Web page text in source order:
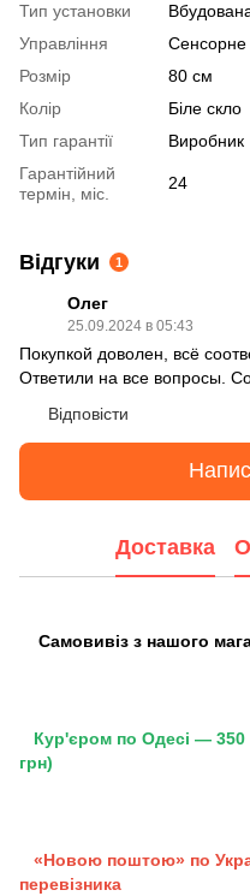
Тип установки
Управління
Сенсорне
Розмір
80 см
Колір
Біле скло
Тип гарантії
Виробник
Гарантійний
термін, міс.
24
Відгуки 1
Олег
25.09.2024 в 05:43
Покупкой доволен, всё
Ответили на все вопросы.
Відповісти
Доставка
Самовивіз з нашого
Кур'єром по Одесі — 350
грн)
«Новою поштою» по
перевізника